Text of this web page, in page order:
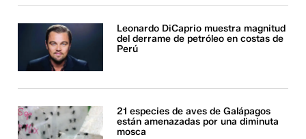
Leonardo DiCaprio muestra magnitud
del derrame de petróleo en costas de
Perú
21 especies de aves de Galápagos
están amenazadas por una diminuta
mosca